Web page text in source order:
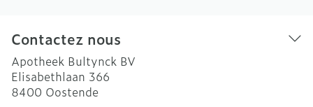
Contactez nous
Apotheek Bultynck BV
Elisabethlaan 366
8400 Oostende